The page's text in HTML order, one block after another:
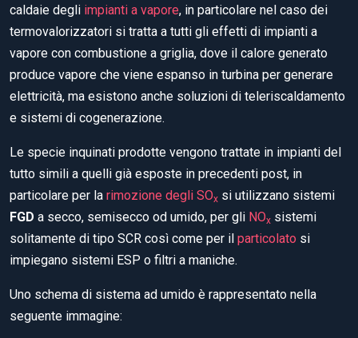
caldaie degli impianti a vapore, in particolare nel caso dei
termovalorizzatori si tratta a tutti gli effetti di impianti a
vapore con combustione a griglia, dove il calore generato
produce vapore che viene espanso in turbina per generare
elettricità, ma esistono anche soluzioni di teleriscaldamento
e sistemi di cogenerazione.
Le specie inquinati prodotte vengono trattate in impianti del
tutto simili a quelli già esposte in precedenti post, in
particolare per la rimozione degli SOx si utilizzano sistemi
FGD a secco, semisecco od umido, per gli NOx sistemi
solitamente di tipo SCR così come per il particolato si
impiegano sistemi ESP o filtri a maniche.
Uno schema di sistema ad umido è rappresentato nella
seguente immagine: